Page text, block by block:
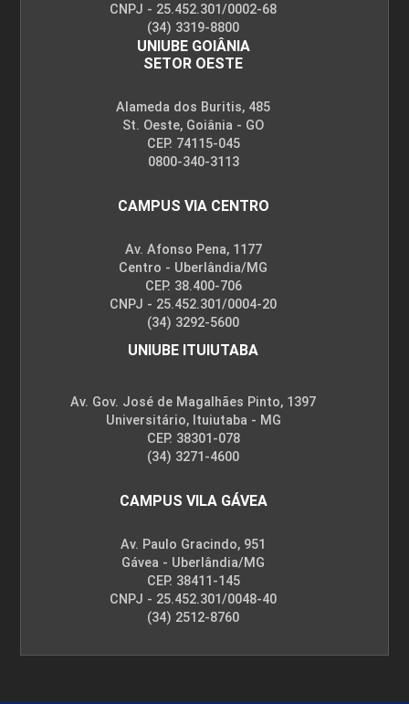
CNPJ - 25.452.301/0002-68
(34) 3319-8800
UNIUBE GOIÂNIA
SETOR OESTE
Alameda dos Buritis, 485
St. Oeste, Goiânia - GO
CEP. 74115-045
0800-340-3113
CAMPUS VIA CENTRO
Av. Afonso Pena, 1177
Centro - Uberlândia/MG
CEP. 38.400-706
CNPJ - 25.452.301/0004-20
(34) 3292-5600
UNIUBE ITUIUTABA
Av. Gov. José de Magalhães Pinto, 1397
Universitário, Ituiutaba - MG
CEP. 38301-078
(34) 3271-4600
CAMPUS VILA GÁVEA
Av. Paulo Gracindo, 951
Gávea - Uberlândia/MG
CEP. 38411-145
CNPJ - 25.452.301/0048-40
(34) 2512-8760